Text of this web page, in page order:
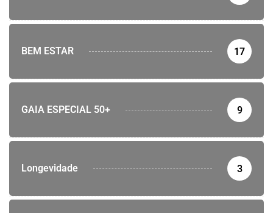
BEM ESTAR 17
GAIA ESPECIAL 50+ 9
Longevidade 3